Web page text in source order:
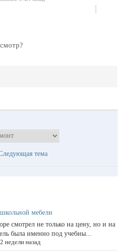
тема
мебели
смотрел не только на цену, но и на
была именно под учебны...
2 недели назад